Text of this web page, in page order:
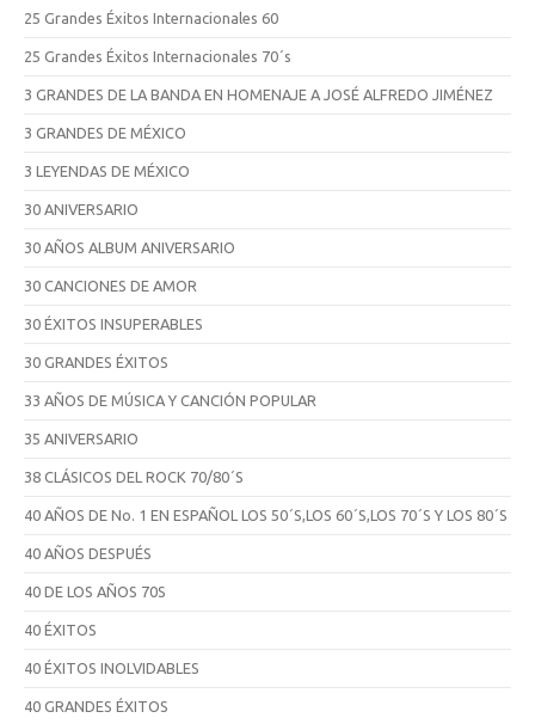
25 Grandes Éxitos Internacionales 60
25 Grandes Éxitos Internacionales 70´s
3 GRANDES DE LA BANDA EN HOMENAJE A JOSÉ ALFREDO JIMÉNEZ
3 GRANDES DE MÉXICO
3 LEYENDAS DE MÉXICO
30 ANIVERSARIO
30 AÑOS ALBUM ANIVERSARIO
30 CANCIONES DE AMOR
30 ÉXITOS INSUPERABLES
30 GRANDES ÉXITOS
33 AÑOS DE MÚSICA Y CANCIÓN POPULAR
35 ANIVERSARIO
38 CLÁSICOS DEL ROCK 70/80´S
40 AÑOS DE No. 1 EN ESPAÑOL LOS 50´S,LOS 60´S,LOS 70´S Y LOS 80´S
40 AÑOS DESPUÉS
40 DE LOS AÑOS 70S
40 ÉXITOS
40 ÉXITOS INOLVIDABLES
40 GRANDES ÉXITOS